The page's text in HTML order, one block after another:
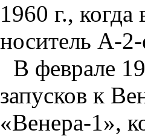
1960 г.,
носитель А-2-
В феврале
запусков к
«Венера-1»,